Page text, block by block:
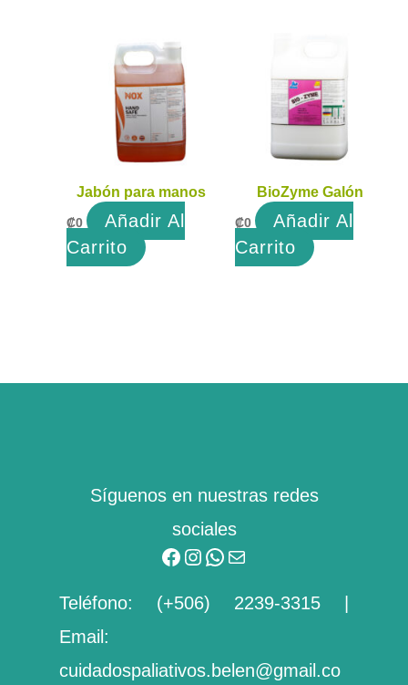
Jabón para manos
₡0
Añadir Al
Carrito
BioZyme Galón
₡0
Añadir Al
Carrito
Síguenos en nuestras redes
sociales
Teléfono: (+506) 2239-3315
Email:
cuidadospaliativos.belen@gmail.co